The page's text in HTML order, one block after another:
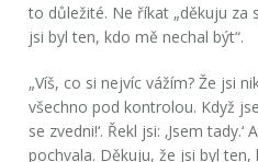
to důležité. Ne říkat „děkuju za
jsi byl ten, kdo mě nechal být“.
„Víš, co si nejvíc vážím? Že jsi
všechno pod kontrolou. Když
se zvedni!‘. Řekl jsi: ‚Jsem
pochvala. Děkuju, že jsi byl